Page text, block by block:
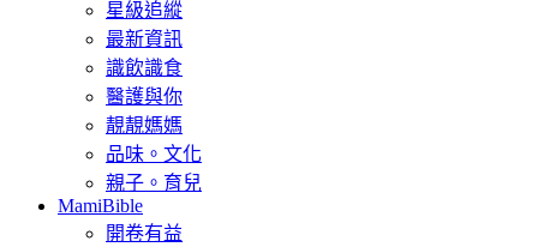
星級追縱
最新資訊
識飲識食
醫護與你
靚靚媽媽
品味。文化
親子。育兒
MamiBible
開卷有益